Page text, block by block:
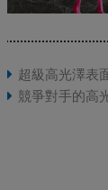
超級高光澤表
競爭對手的高